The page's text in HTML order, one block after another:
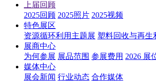
上届回顾
2025回顾 2025照片 2025视频
特色展区
资源循环利用主题展 塑料回收与再生
展商中心
为何参展 展品范围 参展费用 2026 展
媒体中心
展会新闻 行业动态 合作媒体